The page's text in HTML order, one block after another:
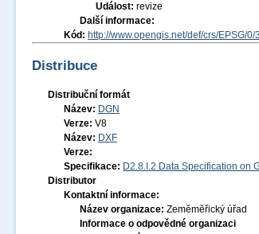
Událost: revize
Další informace:
Kód: http://www.opengis.net/def/crs/EPSG/0/
Distribuce
Distribuční formát
Název: DGN
Verze: V8
Název: DXF
Verze:
Specifikace: D2.8.I.2 Data Specification on
Distributor
Kontaktní informace:
Název organizace: Zeměměřický úřad
Informace o odpovědné organizaci